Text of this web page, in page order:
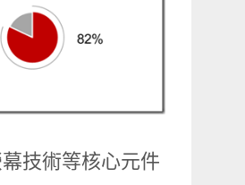
技術等核心元件